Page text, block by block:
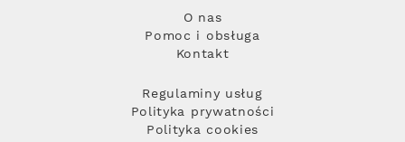
O nas
Pomoc i obsługa
Kontakt
Regulaminy usług
Polityka prywatności
Polityka cookies